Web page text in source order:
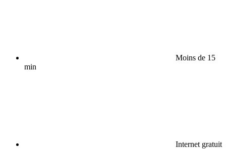
Moins de 15
min
Internet gratuit